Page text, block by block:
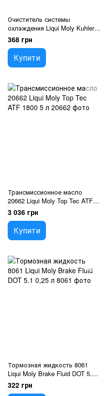
Очиститель системы
охлаждения Liqui Moly Kuhler
Reiniger 0,3 л
368 грн
Купити
Трансмиссионное масло
20662 Liqui Moly Top Tec ATF
1800 5 л
3 036 грн
Купити
Тормозная жидкость 8061
Liqui Moly Brake Fluid DOT 5.1
0,25 л
322 грн